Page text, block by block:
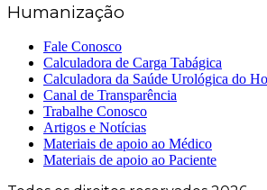
Humanização
Fale Conosco
Calculadora de Carga Tabágica
Calculadora da Saúde Urológica do
Canal de Transparência
Trabalhe Conosco
Artigos e Notícias
Materiais de apoio ao Médico
Materiais de apoio ao Paciente